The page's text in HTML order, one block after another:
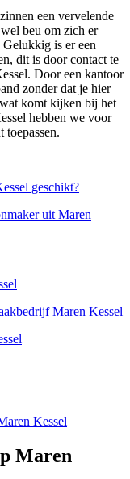
een vervelende
beu om zich er
is er een
dit is door contact te
Door een kantoor
zonder dat je hier
komt kijken bij het
hebben we voor
toepassen.
geschikt?
uit Maren
Maren Kessel
Kessel
Maren